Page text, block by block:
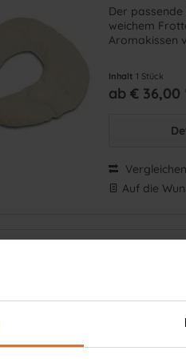
Der
weichem
Aromakissen
Inhalt 1 Stück
ab € 36,00
Vergleichen
Auf die
Sie mit einem
angewendet